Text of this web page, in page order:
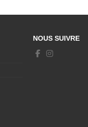
NOUS SUIVRE